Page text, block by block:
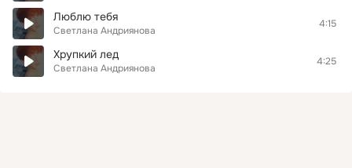
Люблю тебя
Светлана Андриянова
4:15
Хрупкий лед
Светлана Андриянова
4:25